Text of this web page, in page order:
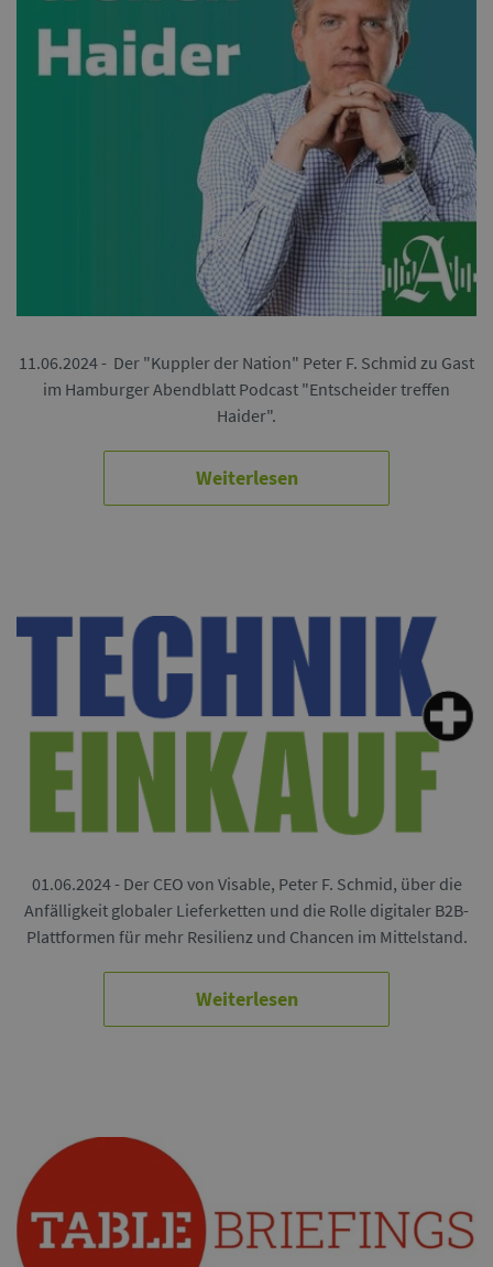
11.06.2024 - Der "Kuppler der Nation" Peter F. Schmid zu Gast
im Hamburger Abendblatt Podcast "Entscheider treffen
Haider".
Weiterlesen
01.06.2024 - Der CEO von Visable, Peter F. Schmid, über die
Anfälligkeit globaler Lieferketten und die Rolle digitaler B2B-
Plattformen für mehr Resilienz und Chancen im Mittelstand.
Weiterlesen